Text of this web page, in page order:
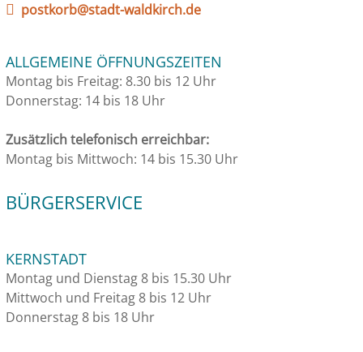
postkorb@stadt-waldkirch.de
ALLGEMEINE ÖFFNUNGSZEITEN
Montag bis Freitag: 8.30 bis 12 Uhr
Donnerstag: 14 bis 18 Uhr
Zusätzlich telefonisch erreichbar:
Montag bis Mittwoch: 14 bis 15.30 Uhr
BÜRGERSERVICE
KERNSTADT
Montag und Dienstag 8 bis 15.30 Uhr
Mittwoch und Freitag 8 bis 12 Uhr
Donnerstag 8 bis 18 Uhr